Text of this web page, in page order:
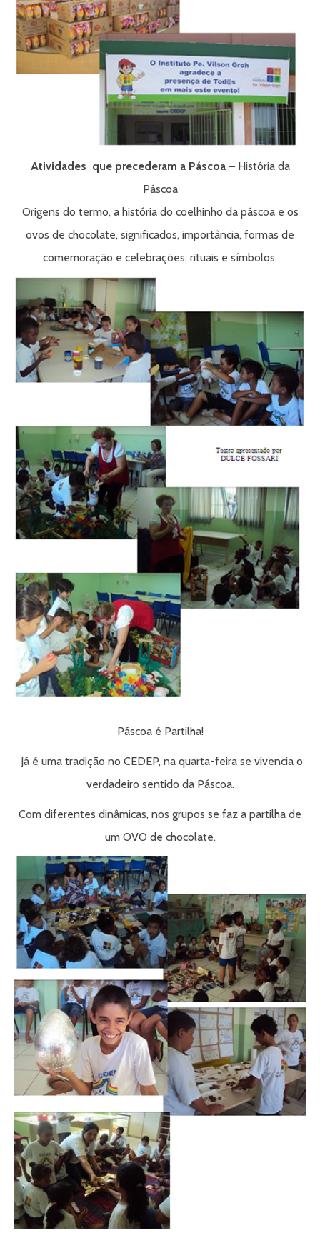
Atividades que precederam a Páscoa –História da
Páscoa
Origens do termo, a história do coelhinho da páscoa e os
ovos de chocolate, significados, importância, formas de
comemoração e celebrações, rituais e símbolos.
Páscoa é Partilha!
Já é uma tradição no CEDEP, na quarta-feira se vivencia o
verdadeiro sentido da Páscoa.
Com diferentes dinâmicas, nos grupos se faz a partilha de
um OVO de chocolate.